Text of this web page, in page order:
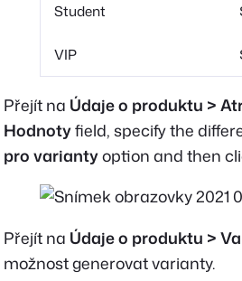
Student
VIP
Přejít na Údaje o produktu >
Hodnotyfield, specify the
pro variantyoption and then
Přejít na Údaje o produktu >
možnost generovat varianty.